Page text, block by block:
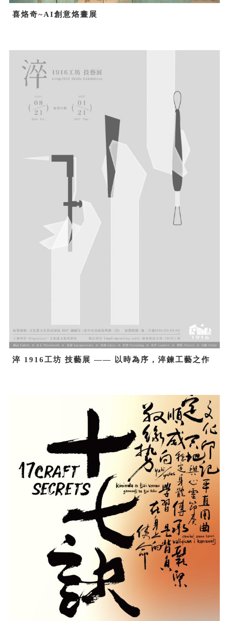
喜烙奇~AI創意烙畫展
淬 1916工坊 技藝展 —— 以時為序，淬鍊工藝之作